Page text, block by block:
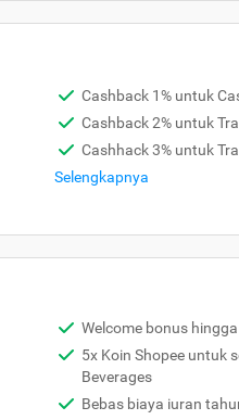
Cashback 1% untuk
Cashback 2% untuk
Cashhack 3% untuk
Selengkapnya
Welcome bonus
5x Koin Shopee untuk
Beverages
Bebas biaya iuran